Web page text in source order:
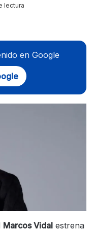
lectura
en Google
Marcos Vidal estrena